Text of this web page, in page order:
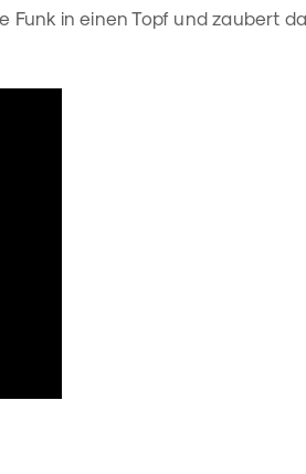
in einen Topf und zaubert